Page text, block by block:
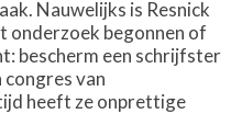
Nauwelijks is Resnick
onderzoek begonnen of
bescherm een schrijfster
van
heeft ze onprettige